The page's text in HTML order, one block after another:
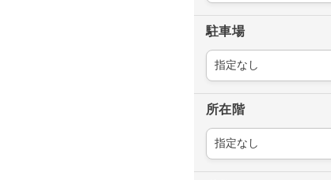
駐車場
所在階